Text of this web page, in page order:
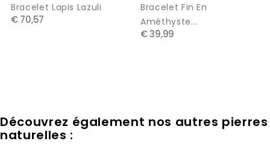
Bracelet Lapis Lazuli
€ 70,57
Bracelet Fin En
Améthyste...
€ 39,99
Découvrez également nos autres pierres
naturelles :